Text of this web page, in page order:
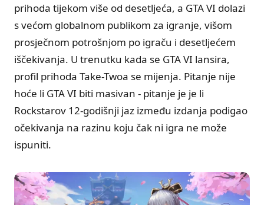
prihoda tijekom više od desetljeća, a GTA VI dolazi
s većom globalnom publikom za igranje, višom
prosječnom potrošnjom po igraču i desetljećem
iščekivanja. U trenutku kada se GTA VI lansira,
profil prihoda Take-Twoa se mijenja. Pitanje nije
hoće li GTA VI biti masivan - pitanje je je li
Rockstarov 12-godišnji jaz između izdanja podigao
očekivanja na razinu koju čak ni igra ne može
ispuniti.